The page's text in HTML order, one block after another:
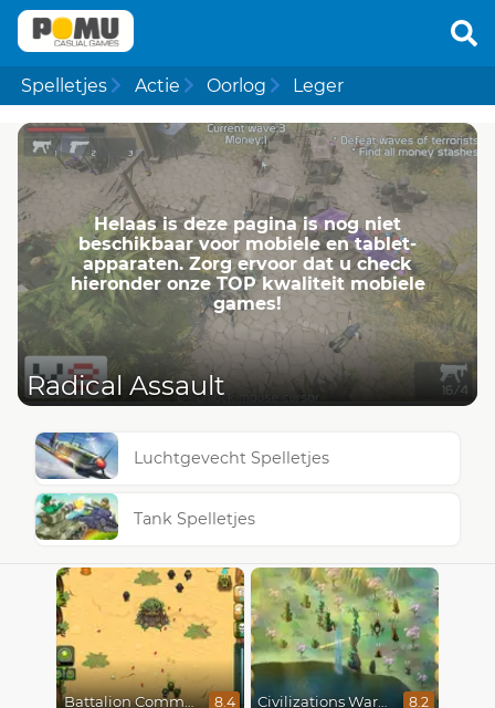
Spelletjes Actie Oorlog Leger
Helaas is deze pagina is nog niet
beschikbaar voor mobiele en tablet-
apparaten. Zorg ervoor dat u check
hieronder onze TOP kwaliteit mobiele
games!
Radical Assault
Luchtgevecht Spelletjes
Tank Spelletjes
Battalion Commander 8.4 Civilizations Wars Master Edition 8.2